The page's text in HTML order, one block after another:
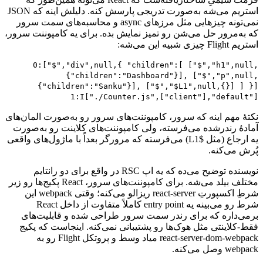
استریم می‌شه به‌صورت تدریجی پارسش کنه. دلیلش اینه که JSON
نمی‌تونه چیزهایی مثل مرزهای async و محاسبه‌های سمت سرور
که به‌مرور حل می‌شن رو تمیز نمایش بده. برای یه کامپوننت سرور،
استریم Flight چیزی شبیه این می‌شه:
0:["$","div",null,{ "children":[ ["$","h1",null,
{"children":"Dashboard"}], ["$","p",null,
{"children":"Sanku"}], ["$","$L1",null,{}] ] }]
1:I["./Counter.js",["client"],"default"]
نکتهٔ مهم اینه که سرور، کامپوننت‌های سرور رو به‌صورت المان‌های
آمادهٔ رندرشده می‌فرسته، ولی کامپوننت‌های کلاینت رو به‌صورت
یه ارجاع (مثل $
L1
) می‌فرسته که مرورگر بعداً با ماژول‌های واقعی
پُرش می‌کنه.
نویسنده توضیح می‌ده که یه اپ RSC در واقع برای دو رانتایم
مختلف بیلد می‌شه. برای کامپوننت‌های سرور، React پکیج‌ها رو زیر
شرطِ اکسپورتِ react-server ریزالو می‌کنه؛ وقتی webpack این
شرط رو می‌بینه یه entry point کاملاً متفاوت از داخل React
برمی‌داره که برای رندر سمت سرور طراحی شده و قابلیت‌های
فقط-کلاینتی مثل هوک‌ها رو پشتیبانی نمی‌کنه. اینجاست که پکیج
react-server-dom-webpack میاد وسط و پروتکل Flight رو به
webpack وصل می‌کنه.